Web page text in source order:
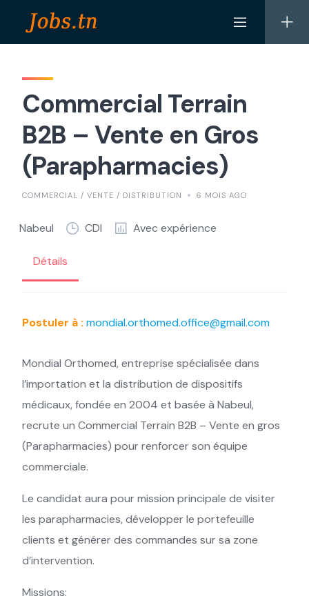
Commercial Terrain
B2B – Vente en Gros
(Parapharmacies)
COMMERCIAL / VENTE / DISTRIBUTION 6 MOIS AGO
Nabeul CDI Avec expérience
Détails
Postuler à : mondial.orthomed.office@gmail.com
Mondial Orthomed, entreprise spécialisée dans
l’importation et la distribution de dispositifs
médicaux, fondée en 2004 et basée à Nabeul,
recrute un Commercial Terrain B2B – Vente en gros
(Parapharmacies) pour renforcer son équipe
commerciale.
Le candidat aura pour mission principale de visiter
les parapharmacies, développer le portefeuille
clients et générer des commandes sur sa zone
d’intervention.
Missions: